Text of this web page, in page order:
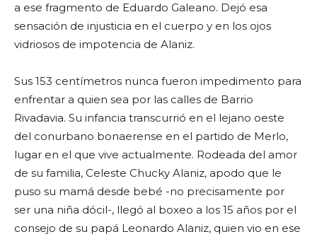
a ese fragmento de Eduardo Galeano. Dejó esa
sensación de injusticia en el cuerpo y en los ojos
vidriosos de impotencia de Alaniz.
Sus 153 centímetros nunca fueron impedimento para
enfrentar a quien sea por las calles de Barrio
Rivadavia. Su infancia transcurrió en el lejano oeste
del conurbano bonaerense en el partido de Merlo,
lugar en el que vive actualmente. Rodeada del amor
de su familia, Celeste Chucky Alaniz, apodo que le
puso su mamá desde bebé -no precisamente por
ser una niña dócil-, llegó al boxeo a los 15 años por el
consejo de su papá Leonardo Alaniz, quien vio en ese